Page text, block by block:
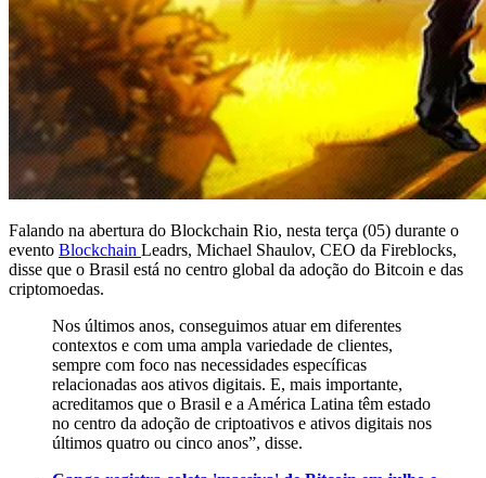
Falando na abertura do Blockchain Rio, nesta terça (05) durante o
evento Blockchain Leadrs, Michael Shaulov, CEO da Fireblocks,
disse que o Brasil está no centro global da adoção do Bitcoin e das
criptomoedas.
Nos últimos anos, conseguimos atuar em diferentes
contextos e com uma ampla variedade de clientes,
sempre com foco nas necessidades específicas
relacionadas aos ativos digitais. E, mais importante,
acreditamos que o Brasil e a América Latina têm estado
no centro da adoção de criptoativos e ativos digitais nos
últimos quatro ou cinco anos”, disse.